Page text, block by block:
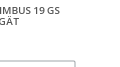
19 GS